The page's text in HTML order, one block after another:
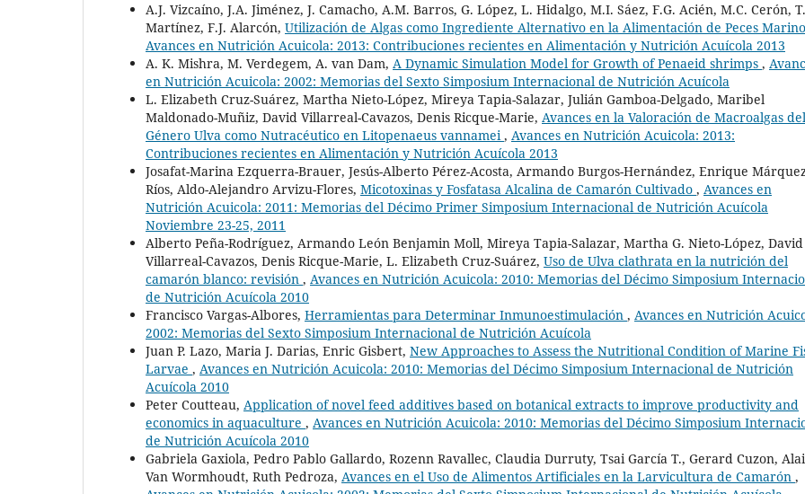
A.J. Vizcaíno, J.A. Jiménez, J. Camacho, A.M. Barros, G. López, L. Hidalgo, M.I. Sáez, F.G. Acién, M.C. Cerón,
Martínez, F.J. Alarcón, Utilización de Algas como Ingrediente Alternativo en la Alimentación de Peces
Avances en Nutrición Acuicola: 2013: Contribuciones recientes en Alimentación y Nutrición Acuícola 2013
A. K. Mishra, M. Verdegem, A. van Dam, A Dynamic Simulation Model for Growth of Penaeid shrimps ,
en Nutrición Acuicola: 2002: Memorias del Sexto Simposium Internacional de Nutrición Acuícola
L. Elizabeth Cruz-Suárez, Martha Nieto-López, Mireya Tapia-Salazar, Julián Gamboa-Delgado, Maribel
Maldonado-Muñiz, David Villarreal-Cavazos, Denis Ricque-Marie, Avances en la Valoración de Macroalgas del
Género Ulva como Nutracéutico en Litopenaeus vannamei, Avances en Nutrición Acuicola: 2013:
Contribuciones recientes en Alimentación y Nutrición Acuícola 2013
Josafat-Marina Ezquerra-Brauer, Jesús-Alberto Pérez-Acosta, Armando Burgos-Hernández, Enrique
Ríos, Aldo-Alejandro Arvizu-Flores, Micotoxinas y Fosfatasa Alcalina de Camarón Cultivado , Avances en
Nutrición Acuicola: 2011: Memorias del Décimo Primer Simposium Internacional de Nutrición Acuícola
Noviembre 23-25, 2011
Alberto Peña-Rodríguez, Armando León Benjamin Moll, Mireya Tapia-Salazar, Martha G. Nieto-López, David
Villarreal-Cavazos, Denis Ricque-Marie, L. Elizabeth Cruz-Suárez, Uso de Ulva clathrata en la nutrición del
camarón blanco: revisión , Avances en Nutrición Acuicola: 2010: Memorias del Décimo Simposium
de Nutrición Acuícola 2010
Francisco Vargas-Albores, Herramientas para Determinar Inmunoestimulación , Avances en Nutrición
2002: Memorias del Sexto Simposium Internacional de Nutrición Acuícola
Juan P. Lazo, Maria J. Darias, Enric Gisbert, New Approaches to Assess the Nutritional Condition of Marine
Larvae , Avances en Nutrición Acuicola: 2010: Memorias del Décimo Simposium Internacional de Nutrición
Acuícola 2010
Peter Coutteau, Application of novel feed additives based on botanical extracts to improve productivity and
economics in aquaculture , Avances en Nutrición Acuicola: 2010: Memorias del Décimo Simposium
de Nutrición Acuícola 2010
Gabriela Gaxiola, Pedro Pablo Gallardo, Rozenn Ravallec, Claudia Durruty, Tsai García T., Gerard Cuzon,
Van Wormhoudt, Ruth Pedroza, Avances en el Uso de Alimentos Artificiales en la Larvicultura de Camarón ,